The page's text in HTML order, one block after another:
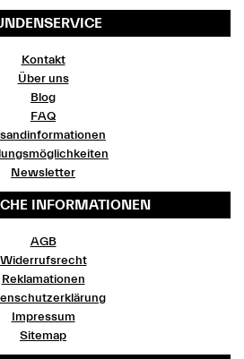
Kontakt
Über uns
Blog
FAQ
Newsletter
INFORMATIONEN
AGB
Widerrufsrecht
Reklamationen
Impressum
Sitemap